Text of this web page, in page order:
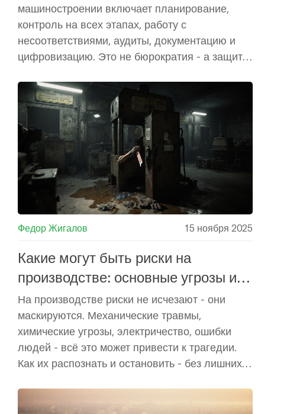
машиностроении включает планирование,
контроль на всех этапах, работу с
несоответствиями, аудиты, документацию и
цифровизацию. Это не бюрократия - а защита
Федор Жигалов 15 ноября 2025
Какие могут быть риски на
производстве: основные угрозы и
как их избежать
На производстве риски не исчезают - они
маскируются. Механические травмы,
химические угрозы, электричество, ошибки
людей - всё это может привести к трагедии.
Как их распознать и остановить - без лишних